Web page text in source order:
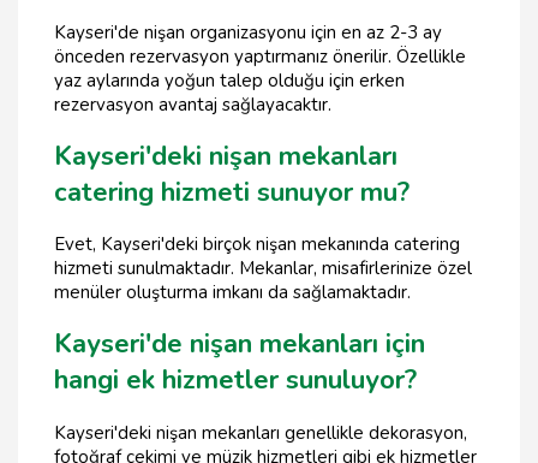
Kayseri'de nişan organizasyonu için en az 2-3 ay
önceden rezervasyon yaptırmanız önerilir. Özellikle
yaz aylarında yoğun talep olduğu için erken
rezervasyon avantaj sağlayacaktır.
Kayseri'deki nişan mekanları
catering hizmeti sunuyor mu?
Evet, Kayseri'deki birçok nişan mekanında catering
hizmeti sunulmaktadır. Mekanlar, misafirlerinize özel
menüler oluşturma imkanı da sağlamaktadır.
Kayseri'de nişan mekanları için
hangi ek hizmetler sunuluyor?
Kayseri'deki nişan mekanları genellikle dekorasyon,
fotoğraf çekimi ve müzik hizmetleri gibi ek hizmetler